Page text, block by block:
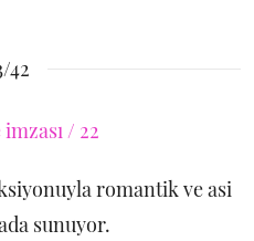
42
romantik ve asi
sunuyor.